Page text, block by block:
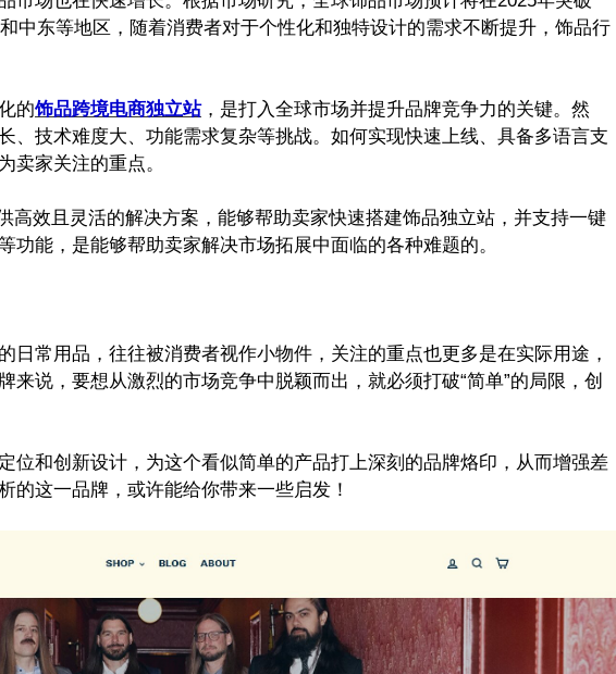
中东等地区，随着消费者对于个性化和独特设计的需求不断提升，饰品行
的饰品跨境电商独立站，是打入全球市场并提升品牌竞争力的关键。然
、技术难度大、功能需求复杂等挑战。如何实现快速上线、具备多语言支
卖家关注的重点。
高效且灵活的解决方案，能够帮助卖家快速搭建饰品独立站，并支持一键
功能，是能够帮助卖家解决市场拓展中面临的各种难题的。
日常用品，往往被消费者视作小物件，关注的重点也更多是在实际用途，
来说，要想从激烈的市场竞争中脱颖而出，就必须打破“简单”的局限，创
位和创新设计，为这个看似简单的产品打上深刻的品牌烙印，从而增强差
的这一品牌，或许能给你带来一些启发！